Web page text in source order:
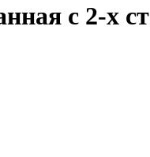
с 2-х